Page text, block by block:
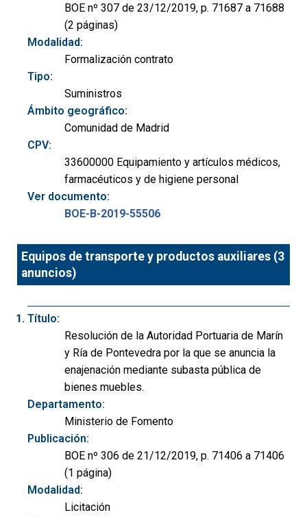
BOE nº 307 de 23/12/2019, p. 71687 a 71688
(2 páginas)
Modalidad:
Formalización contrato
Tipo:
Suministros
Ámbito geográfico:
Comunidad de Madrid
CPV:
33600000 Equipamiento y artículos médicos,
farmacéuticos y de higiene personal
Ver documento:
BOE-B-2019-55506
Equipos de transporte y productos auxiliares (3
anuncios)
Título:
Resolución de la Autoridad Portuaria de Marín
y Ría de Pontevedra por la que se anuncia la
enajenación mediante subasta pública de
bienes muebles.
Departamento:
Ministerio de Fomento
Publicación:
BOE nº 306 de 21/12/2019, p. 71406 a 71406
(1 página)
Modalidad:
Licitación